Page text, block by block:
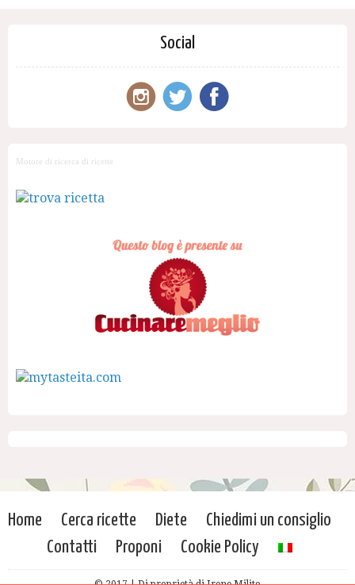
Social
Motore di ricerca di ricette
Home Cerca ricette Diete
Chiedimi un consiglio
Contatti
Proponi Cookie Policy